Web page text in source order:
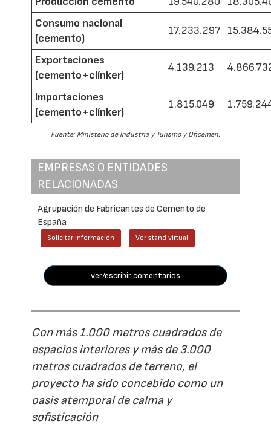
Consumo nacional
(cemento)
17.233.297
Exportaciones
(cemento+clínker)
4.139.213
Importaciones
(cemento+clínker)
1.815.049
Fuente: Ministerio de Industria y Turismo y Oficemen.
EMPRESAS O ENTIDADES
RELACIONADAS
Agrupación de Fabricantes de Cemento de
España
Solicitar información Ver stand virtual
ver/escribir comentarios
Con más 1.000 metros cuadrados de
espacios interiores y más de 3.000
metros cuadrados de terreno, el
proyecto ha sido concebido como un
oasis atemporal de calma y
sofisticación